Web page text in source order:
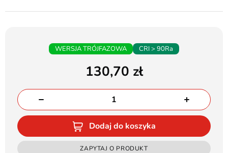
WERSJA TRÓJFAZOWA CRI > 90Ra
130,70
Dodaj do koszyka
ZAPYTAJ O PRODUKT